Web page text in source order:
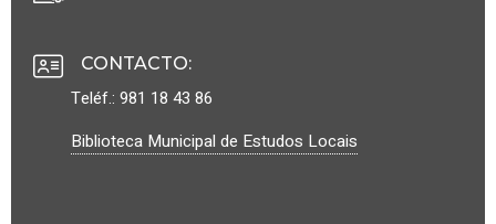
CONTACTO:
Teléf.: 981 18 43 86
Biblioteca Municipal de Estudos Locais